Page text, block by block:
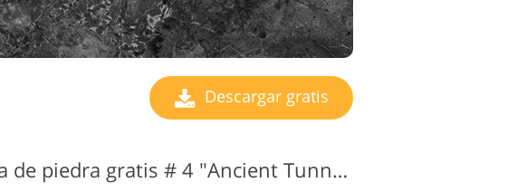
Descargar gratis
Textura de piedra gratis # 4 "Ancient Tunnel"